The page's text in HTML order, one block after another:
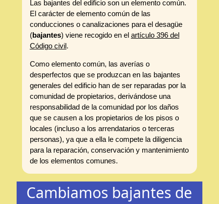
Las bajantes del edificio son un elemento común.
El carácter de elemento común de las
conducciones o canalizaciones para el desagüe
(bajantes) viene recogido en el artículo 396 del
Código civil.
Como elemento común, las averías o
desperfectos que se produzcan en las bajantes
generales del edificio han de ser reparadas por la
comunidad de propietarios, derivándose una
responsabilidad de la comunidad por los daños
que se causen a los propietarios de los pisos o
locales (incluso a los arrendatarios o terceras
personas), ya que a ella le compete la diligencia
para la reparación, conservación y mantenimiento
de los elementos comunes.
Cambiamos bajantes de